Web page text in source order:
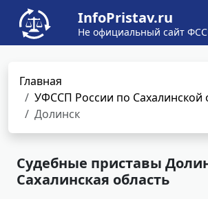
InfoPristav.ru
Не официальный сайт
Главная
УФССП России по Сахалинской
Долинск
Судебные приставы
Сахалинская область